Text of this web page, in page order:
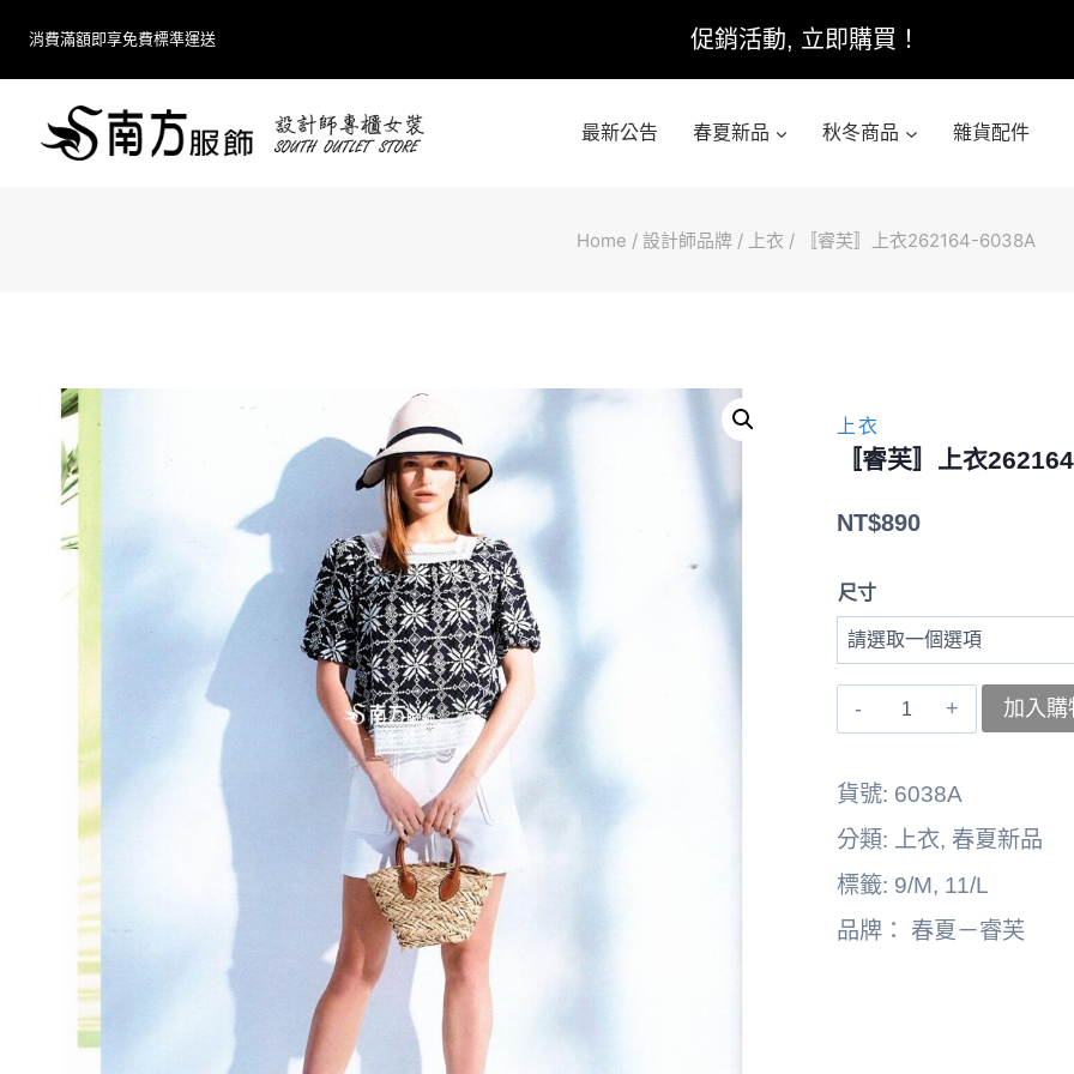
消費滿額即享免費標準運送 促銷活動, 立即購買！
最新公告 春夏新品 秋冬商品 雜貨配件
Home / 設計師品牌 / 上衣 / 〚睿芙〛上衣262164-6038A
上衣
〚睿芙〛上衣
NT$890
尺寸
〚睿
262164-
6038A
數
加入購
貨號: 6038A
分類:
上衣, 春夏新品
標籤: 9/M, 11/L
品牌： 春夏－睿芙